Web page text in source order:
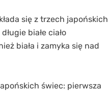
się z trzech japońskich
białe ciało
biała i zamyka się nad
świec: pierwsza